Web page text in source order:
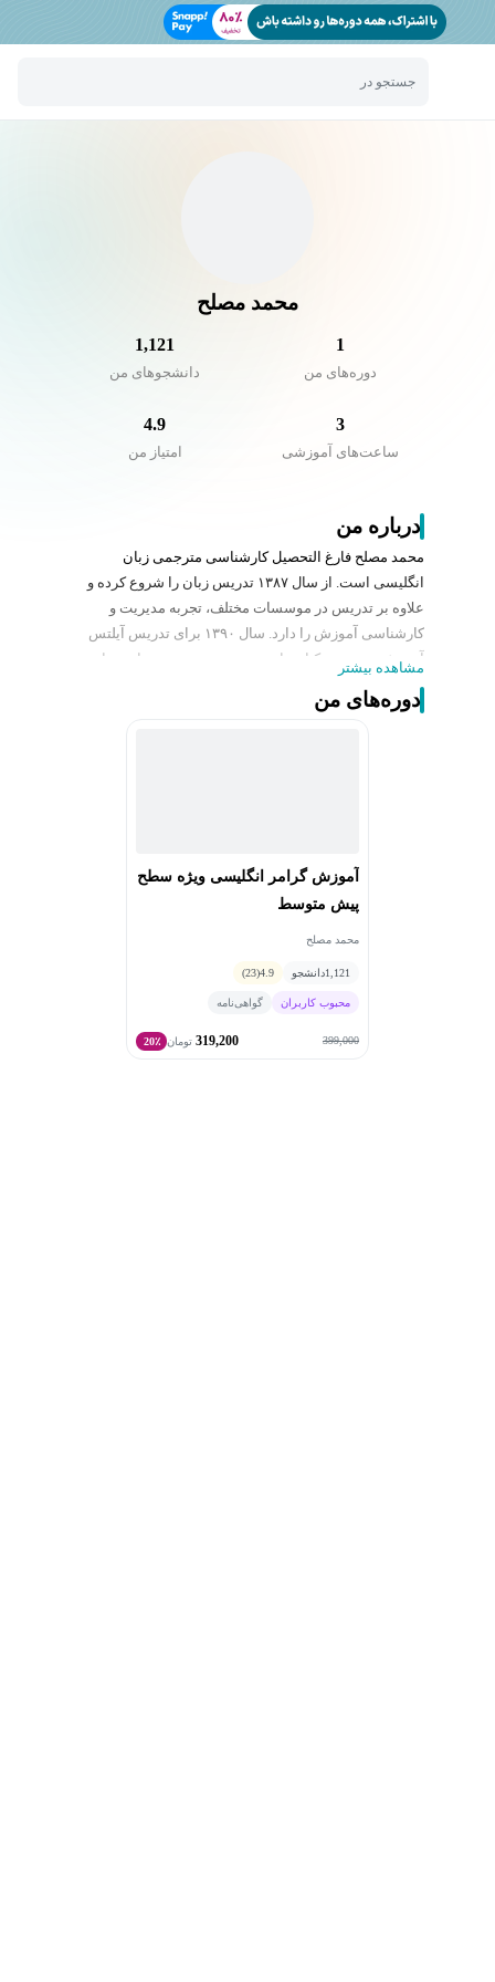
جستجو در
محمد مصلح
1
دوره‌های من
1,121
دانشجو‌های من
3
ساعت‌های آموزشی
4.9
امتیاز من
درباره من
محمد مصلح فارغ التحصیل کارشناسی مترجمی زبان
انگلیسی است. از سال ۱۳۸۷ تدریس زبان را شروع کرده و
علاوه بر تدریس در موسسات مختلف، تجربه مدیریت و
کارشناسی آموزش را دارد. سال ۱۳۹۰ برای تدریس آیلتس
آموزش دیده و در کنار زبان عمومی به تدریس مهارت های
مشاهده بیشتر
دوره‌های من
آموزش گرامر انگلیسی ویژه سطح
پیش متوسط
محمد مصلح
1,121دانشجو 4.9
(23)
محبوب کاربران گواهی‌نامه
399,000
319,200 تومان 20٪